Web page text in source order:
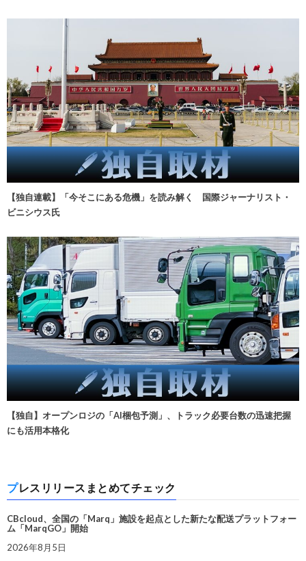
【独自連載】「今そこにある危機」を読み解く 国際ジャーナリスト・
ビニシウス氏
【独自】オープンロジの「AI梱包予測」、トラック必要台数の迅速把握
にも活用本格化
プレスリリースまとめてチェック
CBcloud、全国の「Marq」施設を起点とした新たな配送プラットフォー
ム「MarqGO」開始
2026年8月5日